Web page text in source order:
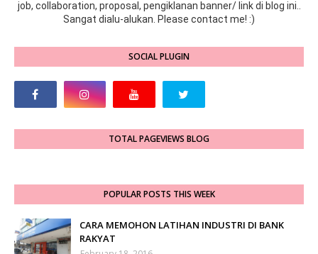
job, collaboration, proposal, pengiklanan banner/ link di blog ini..
Sangat dialu-alukan. Please contact me! :)
SOCIAL PLUGIN
TOTAL PAGEVIEWS BLOG
POPULAR POSTS THIS WEEK
CARA MEMOHON LATIHAN INDUSTRI DI BANK
RAKYAT